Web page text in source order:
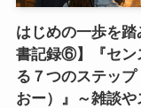
はじめの一歩を
書記録⑥】『セン
る７つのステッ
おー）』～雑談